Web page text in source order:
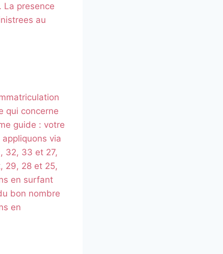
La presence
au
qui concerne
guide : votre
via
32, 33 et 27,
29, 28 et 25,
en surfant
bon nombre
en